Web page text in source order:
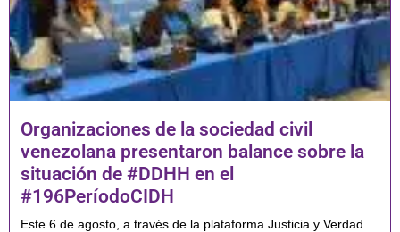
Organizaciones de la sociedad civil
venezolana presentaron balance sobre la
situación de #DDHH en el
#196PeríodoCIDH
Este 6 de agosto, a través de la plataforma Justicia y Verdad